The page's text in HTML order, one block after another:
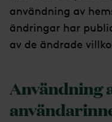
användning av
ändringar har
av de ändrade
Användning